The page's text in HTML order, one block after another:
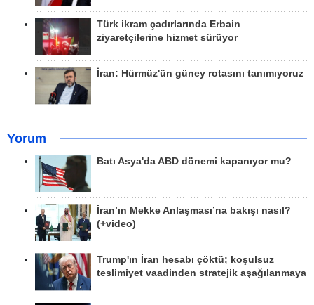
Türk ikram çadırlarında Erbain
ziyaretçilerine hizmet sürüyor
İran: Hürmüz'ün güney rotasını tanımıyoruz
Yorum
Batı Asya'da ABD dönemi kapanıyor mu?
İran’ın Mekke Anlaşması’na bakışı nasıl?
(+video)
Trump'ın İran hesabı çöktü; koşulsuz
teslimiyet vaadinden stratejik aşağılanmaya